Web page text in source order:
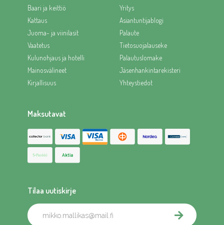
Baari ja keittiö
Kattaus
Juoma- ja viinilasit
Vaatetus
Kulunohjaus ja hotelli
Mainosvälineet
Kirjallisuus
Yritys
Asiantuntijablogi
Palaute
Tietosuojalauseke
Palautuslomake
Jäsenhankintarekisteri
Yhteystiedot
Maksutavat
Tilaa uutiskirje